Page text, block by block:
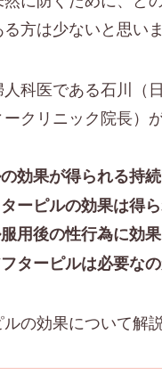
方は少ないと思いま
科医である石川（
クリニック院長）が
効果が得られる持
ーピルの効果は得
用後の性行為に効
ターピルは必要な
の効果について解